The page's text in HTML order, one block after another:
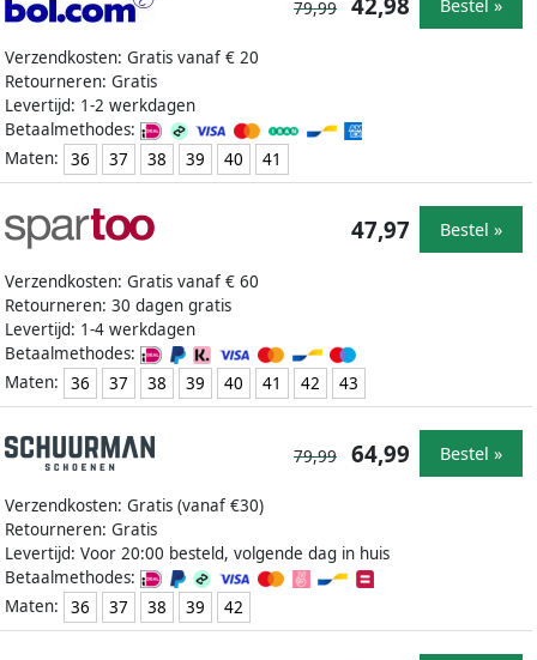
Verzendkosten: Gratis vanaf € 20
Retourneren: Gratis
Levertijd: 1-2 werkdagen
Betaalmethodes:
Maten:
36 37 38 39 40 41
79,99 Bestel »
Verzendkosten: Gratis vanaf € 60
Retourneren: 30 dagen gratis
Levertijd: 1-4 werkdagen
Betaalmethodes:
Maten:
36 37 38 39 40 41 42 43
47,97 Bestel »
Verzendkosten: Gratis (vanaf €30)
Retourneren: Gratis
Levertijd: Voor 20:00 besteld, volgende dag in huis
Betaalmethodes:
Maten:
36 37 38 39 42
79,99 64,99 Bestel »